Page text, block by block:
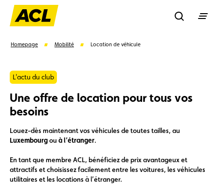
Rechercher
Suggestions
Carte membre Avantages Contrat de vente
Vignette Location
Homepage Mobilité Location de véhicule
L'actu du club
Une offre de location pour tous vos
besoins
Louez-dès maintenant vos véhicules de toutes tailles, au
Luxembourgou à l’étranger.
En tant que membre ACL, bénéficiez de prix avantageux et
attractifs et choisissez facilement entre les voitures, les véhicules
utilitaires et les locations à l’étranger.